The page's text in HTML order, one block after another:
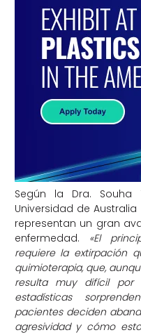
Según la Dra. Souha
Universidad de
representan un gran
enfermedad. «El
requiere la extirpación
quimioterapia, que,
resulta muy difícil por
estadísticas
pacientes deciden
agresividad y cómo